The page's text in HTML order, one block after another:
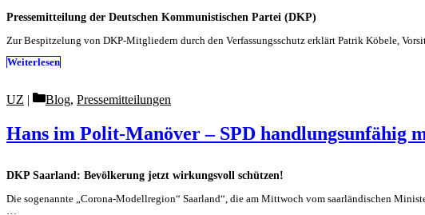
Pressemitteilung der Deutschen Kommunistischen Partei (DKP)
Zur Bespitzelung von DKP-Mitgliedern durch den Verfassungsschutz erklärt Patrik Köbele,
Weiterlesen
DKP Saarland: Bevölkerung jetzt wirkungsvoll schützen!
Hans im Polit-Manöver – SPD handlungsunfähig
UZ Categories
Blog, Pressemitteilungen
Die sogenannte „Corona-Modellregion“ Saarland“, die am Mittwoch vom saarländischen